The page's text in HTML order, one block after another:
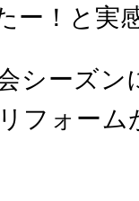
ー！と実
シーズン
フォーム